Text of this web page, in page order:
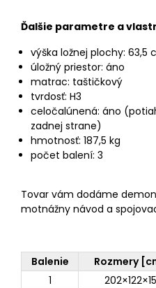
Ďalšie parametre a
výška ložnej plochy: 63,5
úložný priestor: áno
matrac: taštičkový
tvrdosť: H3
celočalúnená: áno
zadnej strane)
hmotnosť: 187,5 kg
počet balení: 3
Tovar vám dodáme
motnážny návod a
Balenie Rozmery
1
202×122×15